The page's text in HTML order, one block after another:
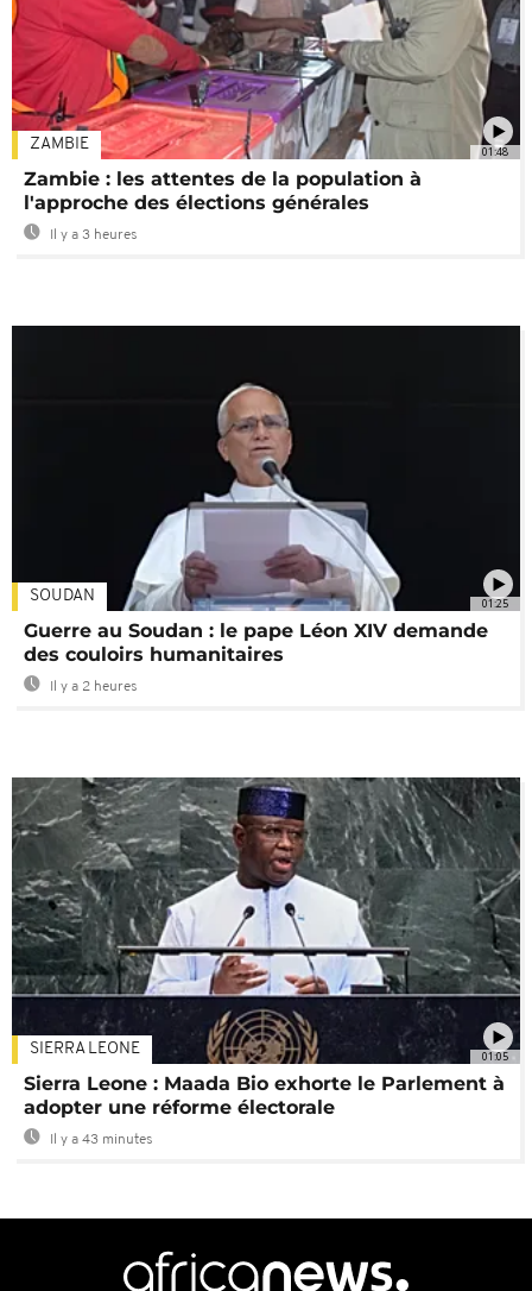
01:48
ZAMBIE
Zambie : les attentes de la population à
l'approche des élections générales
Il y a 3 heures
01:25
SOUDAN
Guerre au Soudan : le pape Léon XIV demande
des couloirs humanitaires
Il y a 2 heures
01:05
SIERRA LEONE
Sierra Leone : Maada Bio exhorte le Parlement à
adopter une réforme électorale
Il y a 43 minutes